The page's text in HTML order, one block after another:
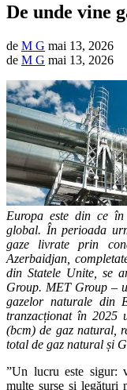
De unde vine
de M G mai 13, 2026
de M G mai 13, 2026
Europa este din ce
global. În perioada
gaze livrate prin
Azerbaidjan,
din Statele Unite, se
Group. MET Group –
gazelor naturale din
tranzacționat în 2025
(bcm) de gaz natural,
total de gaz natural și
”Un lucru este sigur:
multe surse și legături